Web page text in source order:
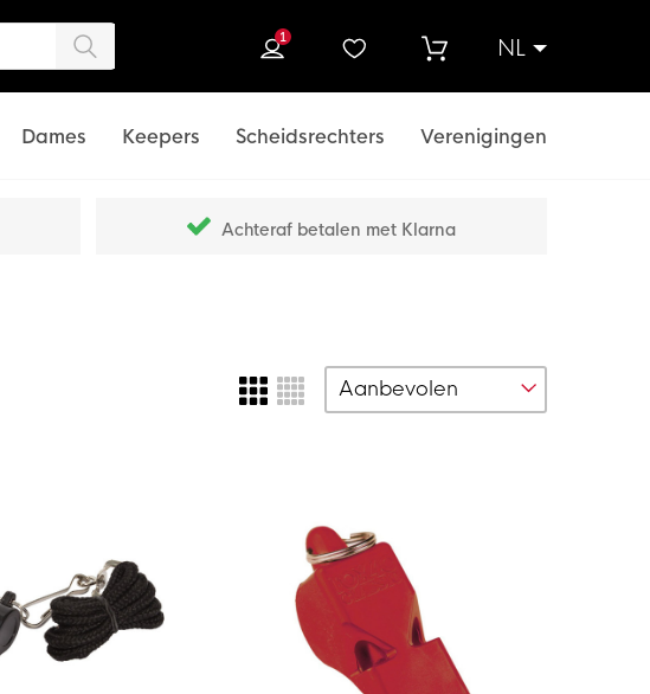
NL
1
Dames Keepers Scheidsrechters Verenigingen
Achteraf betalen met Klarna